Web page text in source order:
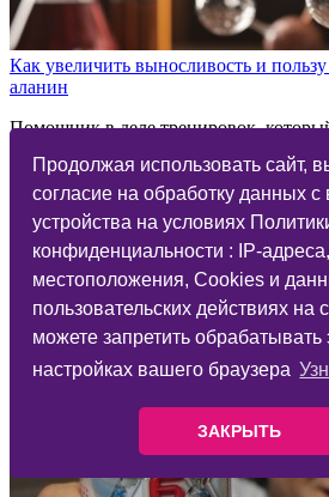
Продолжая использовать сайт,
согласие на обработку данных с
устройства на условиях
конфиденциальности : IP-адреса,
местоположения, Cookies и
пользовательских действиях на
можете запретить
настройках вашего браузера
ЗАКРЫТЬ
Как увеличить выносливость и
аланин
Помощник в деле тренировок,
разнообразными, интенсивными и
Alanine Powder от Optimum Nutrition.
воздействует на организм, и что будет,
принимать, бета-аланин, читайте в